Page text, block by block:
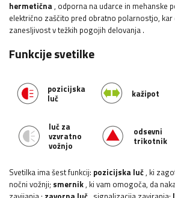
hermetična, odporna na udarce in mehanske
električno zaščito pred obratno polarnostjo,
zanesljivost v težkih pogojih delovanja .
Funkcije svetilke
pozicijska
luč
kažipot
luč za
vzvratno
vožnjo
odsevni
trikotnik
Svetilka ima šest funkcij: pozicijska luč, ki
nočni vožnji; smernik, ki vam omogoča, da